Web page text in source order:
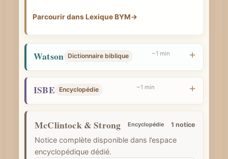
i
e
Parcourir dans Lexique BYM→
Watson Dictionnaire biblique ~1 min
ISBE Encyclopédie ~1 min
McClintock & Strong Encyclopédie 1 notice
Notice complète disponible dans l’espace
encyclopédique dédié.